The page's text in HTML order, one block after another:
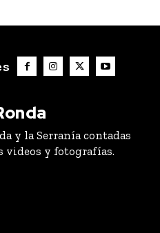
y la Serranía contadas
videos y fotografías.